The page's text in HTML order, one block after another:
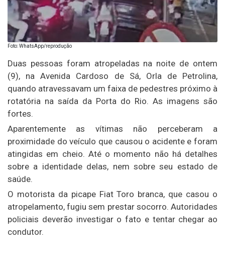
Foto: WhatsApp/reprodução
Duas pessoas foram atropeladas na noite de ontem
(9), na Avenida Cardoso de Sá, Orla de Petrolina,
quando atravessavam um faixa de pedestres próximo à
rotatória na saída da Porta do Rio. As imagens são
fortes.
Aparentemente as vítimas não perceberam a
proximidade do veículo que causou o acidente e foram
atingidas em cheio. Até o momento não há detalhes
sobre a identidade delas, nem sobre seu estado de
saúde.
O motorista da picape Fiat Toro branca, que casou o
atropelamento, fugiu sem prestar socorro. Autoridades
policiais deverão investigar o fato e tentar chegar ao
condutor.